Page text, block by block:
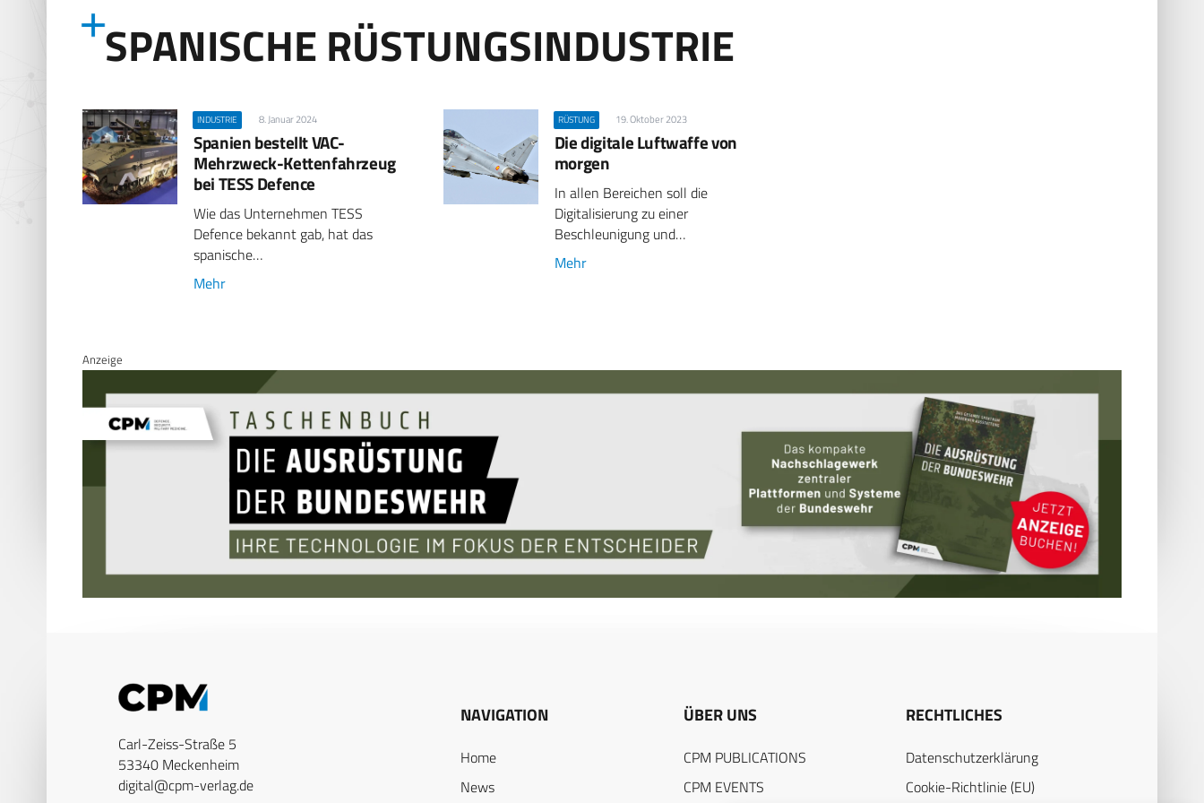
SPANISCHE RÜSTUNGSINDUSTRIE
INDUSTRIE 8. Januar 2024
Spanien bestellt VAC-
Mehrzweck-Kettenfahrzeug
bei TESS Defence
Wie das Unternehmen TESS
Defence bekannt gab, hat das
spanische…
Mehr
RÜSTUNG 19. Oktober 2023
Die digitale Luftwaffe von
morgen
In allen Bereichen soll die
Digitalisierung zu einer
Beschleunigung und…
Mehr
Anzeige
Carl-Zeiss-Straße 5
53340 Meckenheim
digital@cpm-verlag.de
NAVIGATION
Home
News
ÜBER UNS
CPM PUBLICATIONS
CPM EVENTS
RECHTLICHES
Datenschutzerklärung
Cookie-Richtlinie (EU)